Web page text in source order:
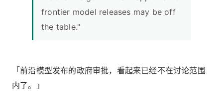
frontier model releases may be off
the table."
「前沿模型发布的政府审批，看起来已经不在讨论范围
内了。」